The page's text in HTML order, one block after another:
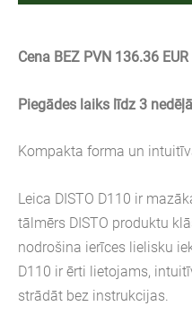
Cena BEZ PVN 136.36 EUR
Piegādes laiks līdz 3
Kompakta forma un
Leica DISTO D110 ir
tālmērs DISTO produktu
nodrošina ierīces lielisku
D110 ir ērti lietojams,
strādāt bez instrukcijas.